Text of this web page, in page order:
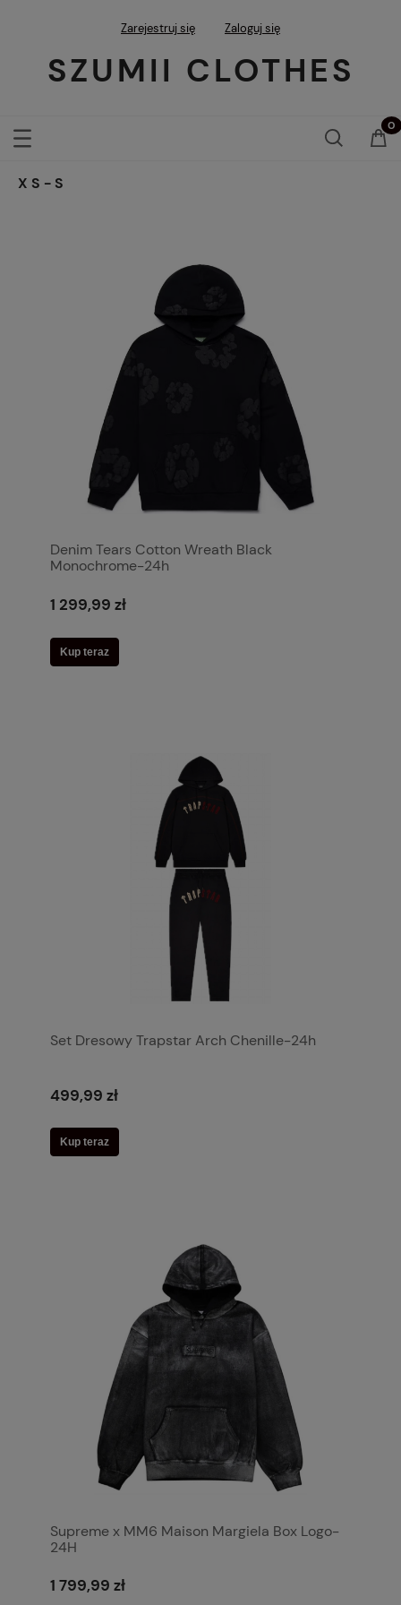
Zarejestruj się Zaloguj się
SZUMII CLOTHES
XS-S
Denim Tears Cotton Wreath Black
Monochrome-24h
1 299,99 zł
Kup teraz
Set Dresowy Trapstar Arch Chenille-24h
499,99 zł
Kup teraz
Supreme x MM6 Maison Margiela Box Logo-
24H
1 799,99 zł